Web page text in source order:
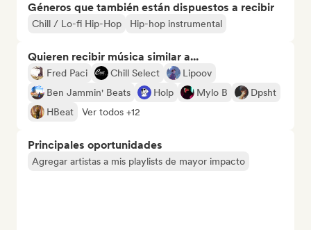
Géneros que también están dispuestos a recibir
Chill / Lo-fi Hip-Hop Hip-hop instrumental
Quieren recibir música similar a...
Fred Paci Chill Select
Lipoov
Ben Jammin' Beats
Holp Mylo B
Dpsht
HBeat
Ver todos +12
Principales oportunidades
Agregar artistas a mis playlists de mayor impacto